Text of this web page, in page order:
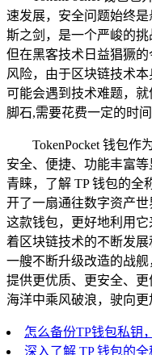
速发展，安全问题始终
斯之剑，是一个严峻的挑
但在黑客技术日益猖獗
风险，由于区块链技术
可能会遇到技术难题，
脚石,需要花费一定的时
TokenPocket 钱包作
安全、便捷、功能丰富
青睐，了解 TP 钱包的
开了一扇通往数字资产
这款钱包，更好地利用
着区块链技术的不断发展
一艘不断升级改造的战
提供更优质、更安全、
海洋中乘风破浪，驶向更
怎么备份TP钱包私钥
深入了解 TP 钱包的